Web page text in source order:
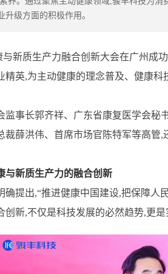
升级方面的积极作用。
与新质生产力融合创新大会在广州成
精英,为主动健康的理念普及、健康
监事长郭齐祥、广东省康复医学会
裁薛洪伟、首席市场官陈特军等高
与新质生产力的融合创新
确提出,“推进健康中国建设,把保障人
创新,不仅是科技发展的必然趋势,更